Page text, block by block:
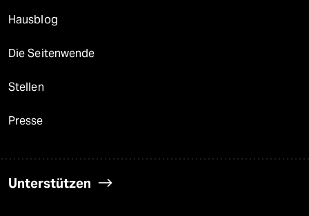
Hausblog
Die Seitenwende
Stellen
Presse
Unterstützen